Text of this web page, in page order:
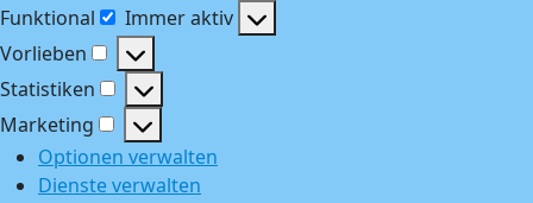
Funktional
Funktional
Immer aktiv
Vorlieben
Vorlieben
Statistiken
Statistiken
Marketing
Marketing
Optionen verwalten
Dienste verwalten